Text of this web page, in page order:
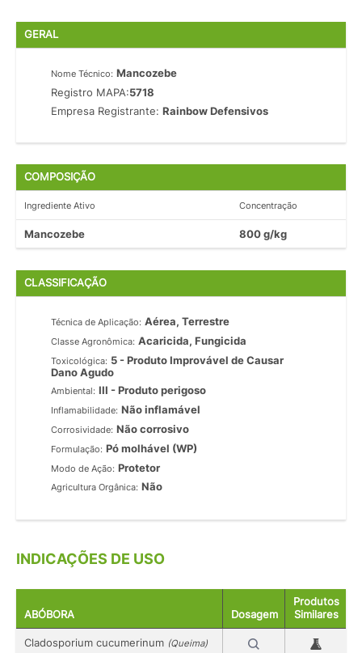
GERAL
Nome Técnico: Mancozebe
Registro MAPA:5718
Empresa Registrante:Rainbow Defensivos
COMPOSIÇÃO
Ingrediente Ativo Concentração
Mancozebe 800 g/kg
CLASSIFICAÇÃO
Técnica de Aplicação: Aérea, Terrestre
Classe Agronômica: Acaricida, Fungicida
Toxicológica: 5 - Produto Improvável de Causar
Dano Agudo
Ambiental: III - Produto perigoso
Inflamabilidade: Não inflamável
Corrosividade: Não corrosivo
Formulação: Pó molhável (WP)
Modo de Ação: Protetor
Agricultura Orgânica: Não
INDICAÇÕES DE USO
ABÓBORA Dosagem
Produtos
Similares
Cladosporium cucumerinum (Queima)